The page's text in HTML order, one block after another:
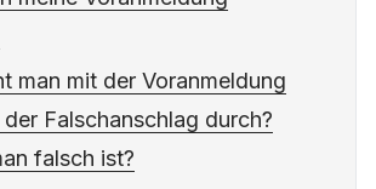
man mit der Voranmeldung
der Falschanschlag durch?
falsch ist?